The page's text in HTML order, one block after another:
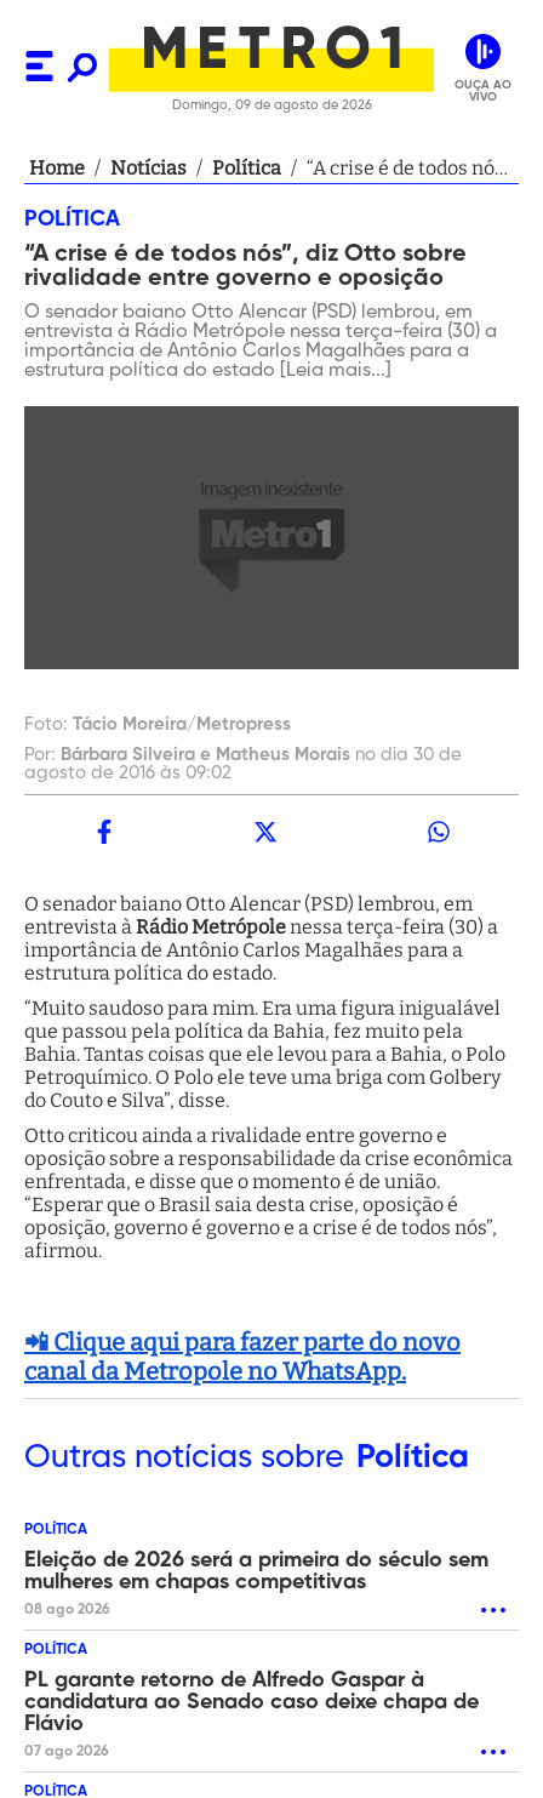
Domingo, 09 de agosto de 2026
OUÇA AO
VIVO
Home / Notícias / Política / “A crise é de todos nós”,
governo e oposição
POLÍTICA
“A crise é de todos nós”, diz Otto sobre
rivalidade entre governo e oposição
O senador baiano Otto Alencar (PSD) lembrou, em
entrevista à Rádio Metrópole nessa terça-feira (30) a
importância de Antônio Carlos Magalhães para a
estrutura política do estado [Leia mais...]
Foto: Tácio Moreira/Metropress
Por: Bárbara Silveira e Matheus Morais no dia 30 de
agosto de 2016 às 09:02
O senador baiano Otto Alencar (PSD) lembrou, em
entrevista àRádio Metrópolenessa terça-feira (30) a
importância de Antônio Carlos Magalhães para a
estrutura política do estado.
“Muito saudoso para mim. Era uma figura inigualável
que passou pela política da Bahia, fez muito pela
Bahia. Tantas coisas que ele levou para a Bahia, o Polo
Petroquímico. O Polo ele teve uma briga com Golbery
do Couto e Silva”, disse.
Otto criticou ainda a rivalidade entre governo e
oposição sobre a responsabilidade da crise econômica
enfrentada, e disse que o momento é de união.
“Esperar que o Brasil saia desta crise, oposição é
oposição, governo é governo e a crise é de todos nós”,
afirmou.
📲 Clique aqui para fazer parte do novo
canal da Metropole no WhatsApp.
Outras notícias sobre Política
POLÍTICA
Eleição de 2026 será a primeira do século sem
mulheres em chapas competitivas
08 ago 2026
POLÍTICA
PL garante retorno de Alfredo Gaspar à
candidatura ao Senado caso deixe chapa de
Flávio
07 ago 2026
POLÍTICA